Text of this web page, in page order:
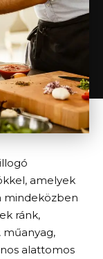
amelyek
mindeközben
ránk,
műanyag,
alattomos